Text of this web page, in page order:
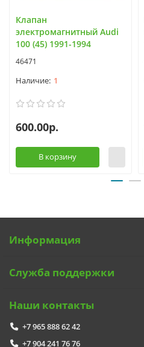
Клапан
электромагнитный Audi
100 (45) 1991-1994
46471
1
600.00р.
В корзину
Информация
Служба поддержки
Наши контакты
+7 965 888 62 42
+7 904 241 76 76